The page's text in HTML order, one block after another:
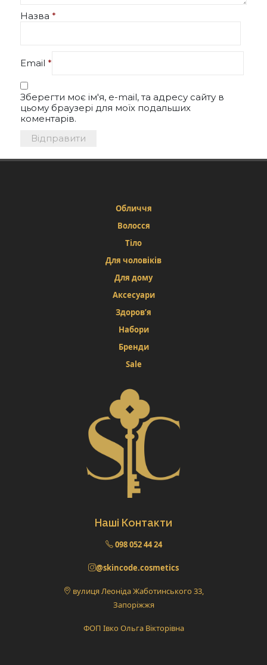
Назва *
Email *
Зберегти моє ім'я, e-mail, та адресу сайту в
цьому браузері для моїх подальших
коментарів.
Обличчя
Волосся
Тіло
Для чоловіків
Для дому
Аксесуари
Здоров’я
Набори
Бренди
Sale
Наші Контакти
098 052 44 24
@skincode.cosmetics
вулиця Леоніда Жаботинського 33,
Запоріжжя
ФОП Івко Ольга Вікторівна